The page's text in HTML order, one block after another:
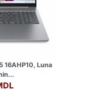
16AHP10, Luna